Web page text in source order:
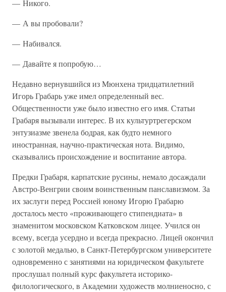
— Никого.
— А вы пробовали?
— Набивался.
— Давайте я попробую…
Недавно вернувшийся из Мюнхена тридцатилетний
Игорь Грабарь уже имел определенный вес.
Общественности уже было известно его имя. Статьи
Грабаря вызывали интерес. В их культуртрегерском
энтузиазме звенела бодрая, как будто немного
иностранная, научно-практическая нота. Видимо,
сказывались происхождение и воспитание автора.
Предки Грабаря, карпатские русины, немало досаждали
Австро-Венгрии своим воинственным панславизмом. За
их заслуги перед Россией юному Игорю Грабарю
досталось место «проживающего стипендиата» в
знаменитом московском Катковском лицее. Учился он
всему, всегда усердно и всегда прекрасно. Лицей окончил
с золотой медалью, в Санкт-Петербургском университете
одновременно с занятиями на юридическом факультете
прослушал полный курс факультета историко-
филологического, в Академии художеств молниеносно, с